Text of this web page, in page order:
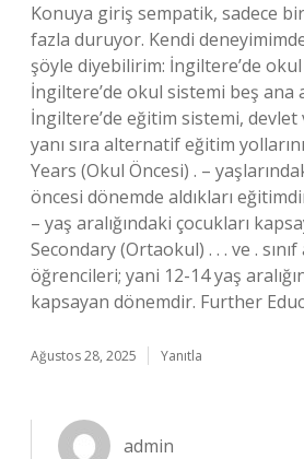
Konuya giriş sempatik, sadece
fazla duruyor. Kendi
şöyle diyebilirim: İngiltere’de okul
İngiltere’de okul sistemi beş ana
İngiltere’de eğitim sistemi, devlet
yanı sıra alternatif eğitim
Years (Okul Öncesi) . –
öncesi dönemde aldıkları
– yaş aralığındaki çocukları
Secondary (Ortaokul) . . . ve . sınıf
öğrencileri; yani 12-14 yaş
kapsayan dönemdir. Further
Ağustos 28, 2025 Yanıtla
admin